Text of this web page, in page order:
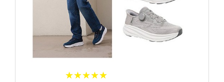
★★★★★
★★★★★